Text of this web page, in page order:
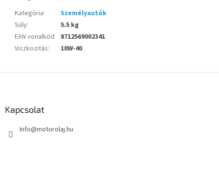
Kategória:
Személyautók
Súly:
5.5 kg
EAN vonalkód: 8712569002341
Viszkozitás: 10W-40
Kapcsolat
Info@motorolaj.hu